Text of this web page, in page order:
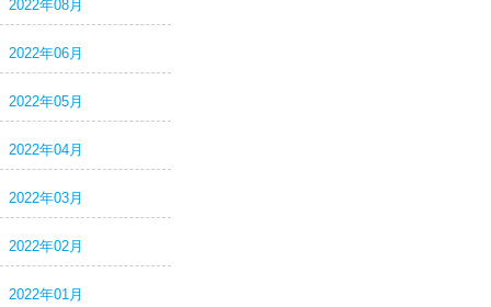
2022年08月
2022年06月
2022年05月
2022年04月
2022年03月
2022年02月
2022年01月